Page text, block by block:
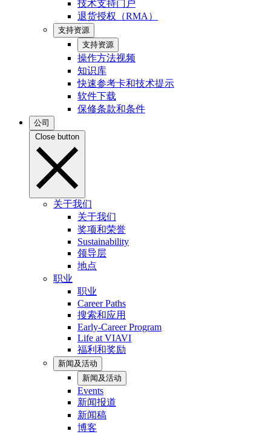
技术支持门户
退货授权（RMA）
支持资源
支持资源
操作方法视频
知识库
快速参考卡和技术提示
软件下载
保修条款和条件
公司
Close button
关于我们
关于我们
奖项和荣誉
Sustainability
领导层
地点
职业
职业
Career Paths
搜索和应用
Early-Career Program
Life at VIAVI
福利和奖励
新闻及活动
新闻及活动
Events
新闻报道
新闻稿
博客